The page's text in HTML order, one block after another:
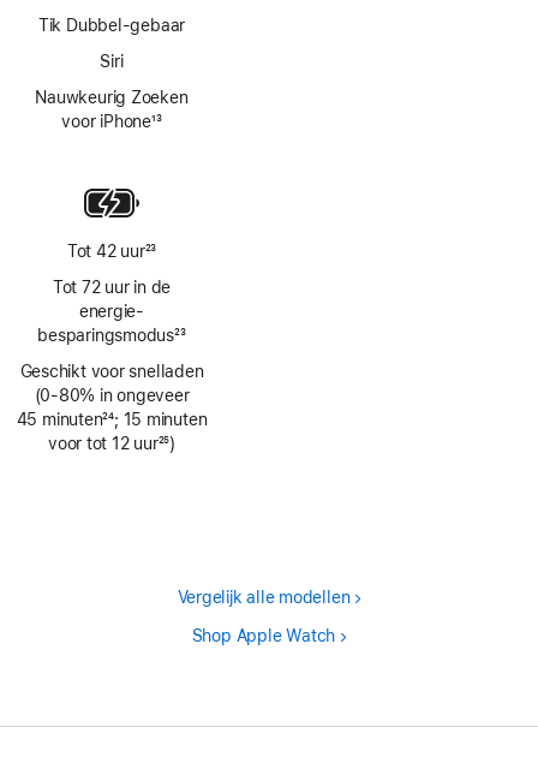
Tik Dubbel-gebaar
Siri
Nauwkeurig Zoeken
voor iPhone13
Tot 42 uur23
Tot 72 uur in de
energie­
besparingsmodus23
Geschikt voor snelladen
(0‑80% in ongeveer
45 minuten
Voetnoot
24; 15 minuten
voor tot 12 uur25)
Vergelijk alle modellen
Shop Apple Watch